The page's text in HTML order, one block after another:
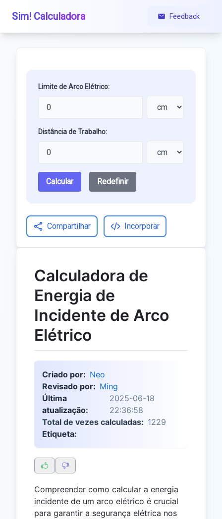
Sim! Calculadora Feedback
Limite de Arco Elétrico:
Distância de Trabalho:
Calcular Redefinir
Compartilhar Incorporar
Calculadora de
Energia de
Incidente de Arco
Elétrico
Criado por: Neo
Revisado por: Ming
Última
atualização:
2025-06-18
22:36:58
Total de vezes calculadas: 1229
Etiqueta:
Compreender como calcular a energia
incidente de um arco elétrico é crucial
para garantir a segurança elétrica nos